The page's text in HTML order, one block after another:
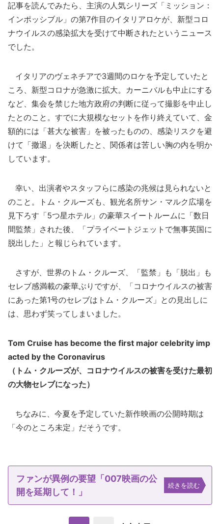
記事を読んでみたら、主演の人気シリーズ「ミッション：
インポッシブル」の第7作目のイタリアロケが、新型コロ
ナウイルスの感染拡大を受けて中断されたというニュース
でした。
イタリアのヴェネチアで3週間のロケを予定していたと
ころ、新型コロナが急激に拡大。カーニバルも中止にする
など、集会を禁じた地方政府の判断に従って撮影を中止し
たとのこと。すでに大規模なセットを作り終えていて、金
額的には「甚大な被害」を被ったものの、感染リスクを避
けて「撤退」を決断したと、関係者は苦しい胸の内を明か
しています。
幸い、出演者やスタッフらに感染の兆候は見られないと
のこと。トム・クルーズも、観光名所サン・マルク広場を
見下ろす「5つ星ホテル」の豪華スイートルームに「数日
間監禁」された後、「プライベートジェットで無事英国に
脱出した」と報じられています。
さすが、世界のトム・クルーズ、「監禁」も「脱出」も
セレブ感満載の豪華ぶりですが、「コロナウイルスの被害
にあった第1号のセレブはトム・クルーズ」との見出しに
は、思わず笑ってしまいました。
Tom Cruise has become the first major celebrity imp
acted by the Coronavirus
（トム・クルーズが、コロナウイルスの被害を受けた最初
の大物セレブになった）
ちなみに、今夏を予定していた新作映画の公開時期は
「今のところ未定」だそうです。
ファンが異例の要望「007映画の公
開を延期して！」
続きを読む